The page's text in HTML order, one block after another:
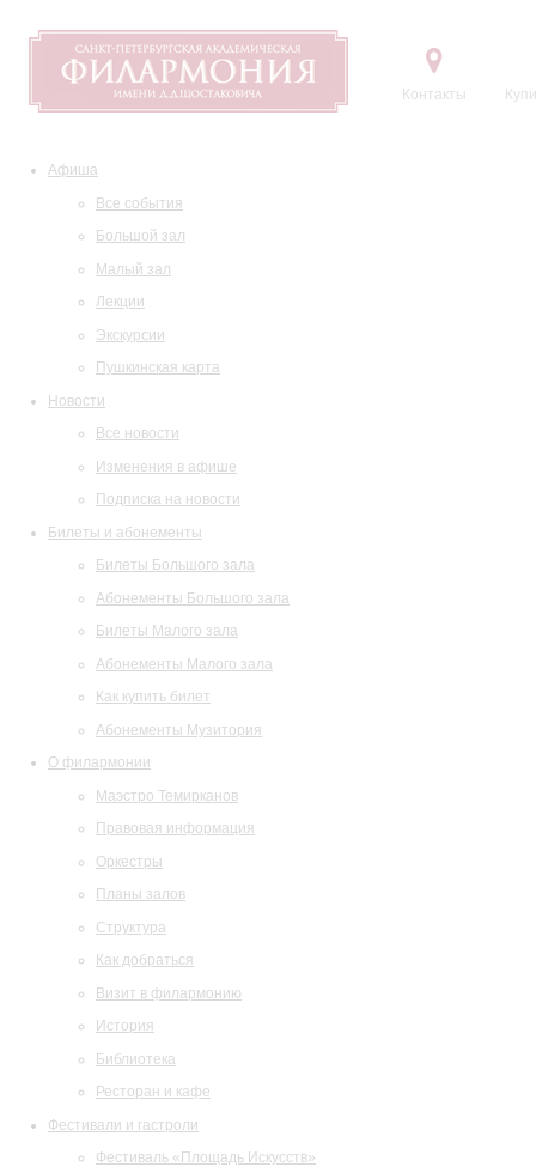
Контакты
Афиша
Все события
Большой зал
Малый зал
Лекции
Экскурсии
Пушкинская карта
Новости
Все новости
Изменения в афише
Подписка на новости
Билеты и абонементы
Билеты Большого зала
Абонементы Большого зала
Билеты Малого зала
Абонементы Малого зала
Как купить билет
Абонементы Музитория
О филармонии
Маэстро Темирканов
Правовая информация
Оркестры
Планы залов
Структура
Как добраться
Визит в филармонию
История
Библиотека
Ресторан и кафе
Фестивали и гастроли
Фестиваль «Площадь Искусств»